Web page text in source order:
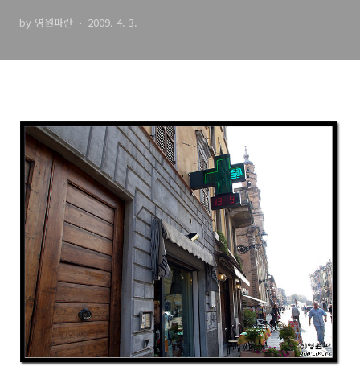
by 영원파란 2009. 4. 3.